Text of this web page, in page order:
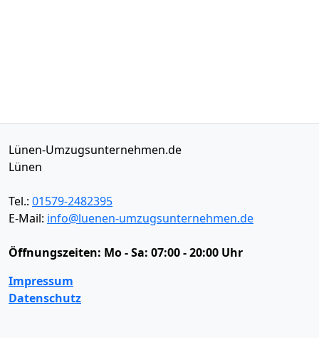
Lünen-Umzugsunternehmen.de
Lünen
Tel.: 01579-2482395
E-Mail: info@luenen-umzugsunternehmen.de
Öffnungszeiten: Mo - Sa: 07:00 - 20:00 Uhr
Impressum
Datenschutz